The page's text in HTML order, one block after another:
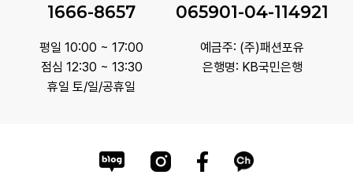
1666-8657
평일 10:00 ~ 17:00
점심 12:30 ~ 13:30
휴일 토/일/공휴일
065901-04-114921
예금주: (주)패션포유
은행명: KB국민은행